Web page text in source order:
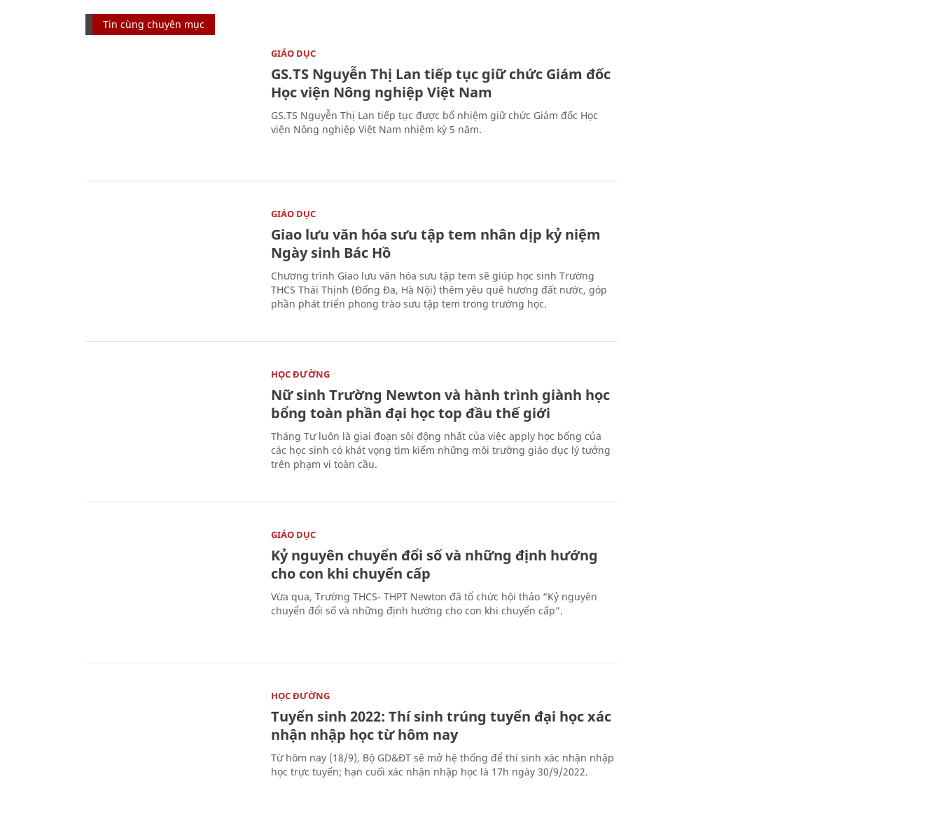
Tin cùng chuyên mục
GIÁO DỤC
GS.TS Nguyễn Thị Lan tiếp tục giữ chức Giám đốc
Học viện Nông nghiệp Việt Nam
GS.TS Nguyễn Thị Lan tiếp tục được bổ nhiệm giữ chức Giám đốc Học
viện Nông nghiệp Việt Nam nhiệm kỳ 5 năm.
GIÁO DỤC
Giao lưu văn hóa sưu tập tem nhân dịp kỷ niệm
Ngày sinh Bác Hồ
Chương trình Giao lưu văn hóa sưu tập tem sẽ giúp học sinh Trường
THCS Thái Thịnh (Đống Đa, Hà Nội) thêm yêu quê hương đất nước, góp
phần phát triển phong trào sưu tập tem trong trường học.
HỌC ĐƯỜNG
Nữ sinh Trường Newton và hành trình giành học
bổng toàn phần đại học top đầu thế giới
Tháng Tư luôn là giai đoạn sôi động nhất của việc apply học bổng của
các học sinh có khát vọng tìm kiếm những môi trường giáo dục lý tưởng
trên phạm vi toàn cầu.
GIÁO DỤC
Kỷ nguyên chuyển đổi số và những định hướng
cho con khi chuyển cấp
Vừa qua, Trường THCS- THPT Newton đã tổ chức hội thảo “Kỷ nguyên
chuyển đổi số và những định hướng cho con khi chuyển cấp”.
HỌC ĐƯỜNG
Tuyển sinh 2022: Thí sinh trúng tuyển đại học xác
nhận nhập học từ hôm nay
Từ hôm nay (18/9), Bộ GD&ĐT sẽ mở hệ thống để thí sinh xác nhận nhập
học trực tuyến; hạn cuối xác nhận nhập học là 17h ngày 30/9/2022.